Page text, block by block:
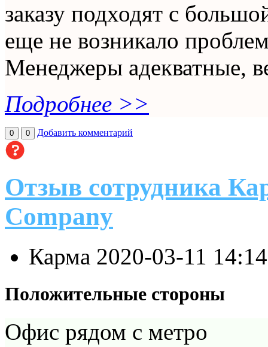
заказу подходят с
еще не возникало
Менеджеры адекватные,
Подробнее >>
0 0 Добавить комментарий
Отзыв сотрудника
Company
Карма 2020-03-11
Положительные стороны
Офис рядом с метро